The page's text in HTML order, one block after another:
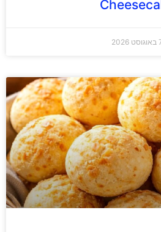
2026